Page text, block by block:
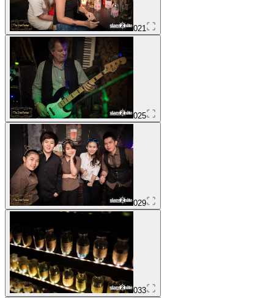
021
025
029
033